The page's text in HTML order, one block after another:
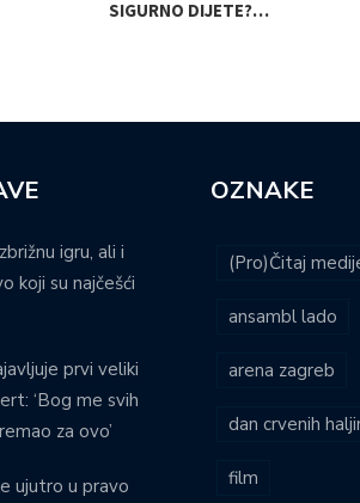
SIGURNO DIJETE?…
igru, ali i
koji su najčešći
prvi veliki
‘Bog me svih
za ovo’
ujutro u pravo
OZNAKE
(Pro)Čitaj
ansambl lado
arena zagreb
dan crvenih
film